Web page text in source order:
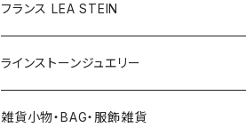
フランス LEA STEIN
ラインストーンジュエリー
雑貨小物・BAG・服飾雑貨